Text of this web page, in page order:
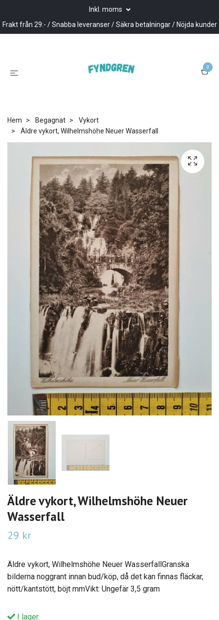
Inkl. moms
Frakt från 29:- / Snabba leveranser / Säkra betalningar / Nöjda kunder
0
Hem Begagnat
Vykort
Äldre vykort, Wilhelmshöhe Neuer Wasserfall
Äldre vykort, Wilhelmshöhe Neuer
Wasserfall
29 kr
Äldre vykort, Wilhelmshöhe Neuer WasserfallGranska
bilderna noggrant innan bud/köp, då det kan finnas fläckar,
nött/kantstött, böjt mmVikt: Ungefär 3,5 gram
I lager.